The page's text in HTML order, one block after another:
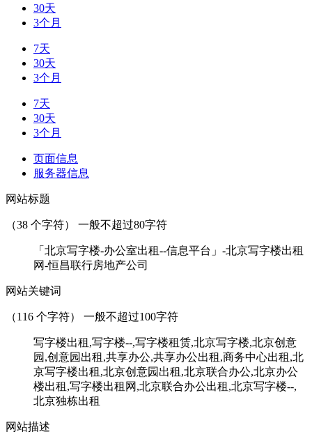
30天
3个月
7天
30天
3个月
7天
30天
3个月
页面信息
服务器信息
网站标题
（38 个字符） 一般不超过80字符
「北京写字楼-办公室出租--信息平台」-北京写字楼出租
网-恒昌联行房地产公司
网站关键词
（116 个字符） 一般不超过100字符
写字楼出租,写字楼--,写字楼租赁,北京写字楼,北京创意
园,创意园出租,共享办公,共享办公出租,商务中心出租,北
京写字楼出租,北京创意园出租,北京联合办公,北京办公
楼出租,写字楼出租网,北京联合办公出租,北京写字楼--,
北京独栋出租
网站描述